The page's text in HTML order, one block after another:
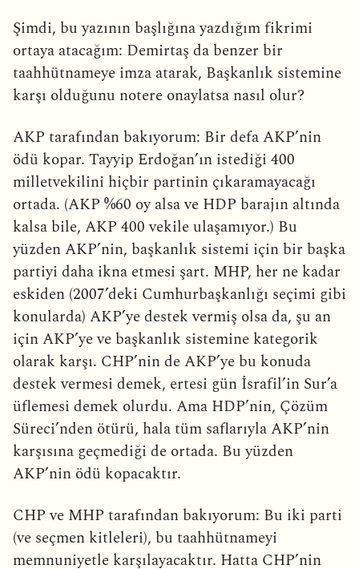
Şimdi, bu yazının başlığına yazdığım fikrimi
ortaya atacağım: Demirtaş da benzer bir
taahhütnameye imza atarak, Başkanlık sistemine
karşı olduğunu notere onaylatsa nasıl olur?
AKP tarafından bakıyorum: Bir defa AKP’nin
ödü kopar. Tayyip Erdoğan’ın istediği 400
milletvekilini hiçbir partinin çıkaramayacağı
ortada. (AKP %60 oy alsa ve HDP barajın altında
kalsa bile, AKP 400 vekile ulaşamıyor.) Bu
yüzden AKP’nin, başkanlık sistemi için bir başka
partiyi daha ikna etmesi şart. MHP, her ne kadar
eskiden (2007’deki Cumhurbaşkanlığı seçimi gibi
konularda) AKP’ye destek vermiş olsa da, şu an
için AKP’ye ve başkanlık sistemine kategorik
olarak karşı. CHP’nin de AKP’ye bu konuda
destek vermesi demek, ertesi gün İsrafil’in Sur’a
üflemesi demek olurdu. Ama HDP’nin, Çözüm
Süreci’nden ötürü, hala tüm saflarıyla AKP’nin
karşısına geçmediği de ortada. Bu yüzden
AKP’nin ödü kopacaktır.
CHP ve MHP tarafından bakıyorum: Bu iki parti
(ve seçmen kitleleri), bu taahhütnameyi
memnuniyetle karşılayacaktır. Hatta CHP’nin